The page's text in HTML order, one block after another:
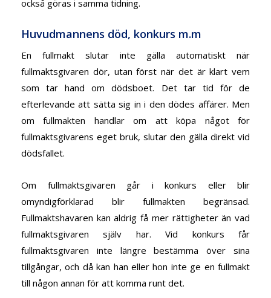
också göras i samma tidning.
Huvudmannens död, konkurs m.m
En fullmakt slutar inte gälla automatiskt när
fullmaktsgivaren dör, utan först när det är klart vem
som tar hand om dödsboet. Det tar tid för de
efterlevande att sätta sig in i den dödes affärer. Men
om fullmakten handlar om att köpa något för
fullmaktsgivarens eget bruk, slutar den gälla direkt vid
dödsfallet.
Om fullmaktsgivaren går i konkurs eller blir
omyndigförklarad blir fullmakten begränsad.
Fullmaktshavaren kan aldrig få mer rättigheter än vad
fullmaktsgivaren själv har. Vid konkurs får
fullmaktsgivaren inte längre bestämma över sina
tillgångar, och då kan han eller hon inte ge en fullmakt
till någon annan för att komma runt det.